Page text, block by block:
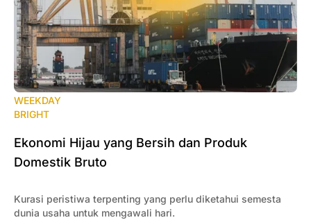
WEEKDAY
BRIGHT
Ekonomi Hijau yang Bersih dan Produk
Domestik Bruto
Kurasi peristiwa terpenting yang perlu diketahui semesta
dunia usaha untuk mengawali hari.